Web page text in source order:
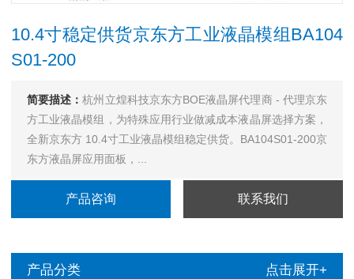
10.4寸稳定供货京东方工业液晶模组BA104
S01-200
简要描述：杭州立煌科技京东方BOE液晶屏代理商 - 代理京东
方工业液晶模组，为特殊应用行业做减成本液晶屏选择方案，
全新京东方 10.4寸工业液晶模组稳定供货。BA104S01-200京
东方液晶屏应用面板，...
产品咨询 联系我们
产品分类 点击展开+